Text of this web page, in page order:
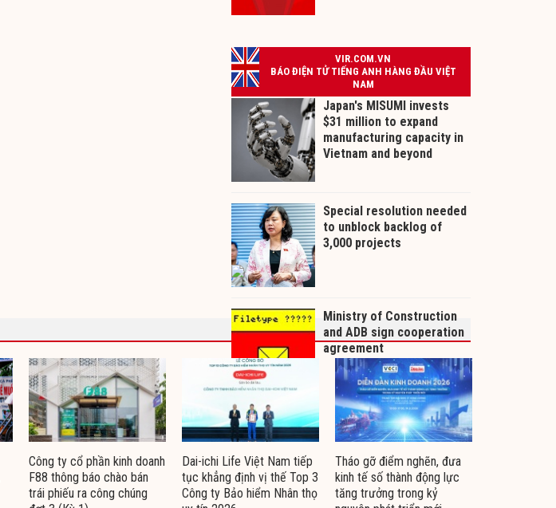
Công ty cổ phần kinh doanh
F88 thông báo chào bán
trái phiếu ra công chúng
Dai-ichi Life Việt Nam tiếp
tục khẳng định vị thế Top 3
Công ty Bảo hiểm Nhân thọ
Tháo gỡ điểm nghẽn, đưa
kinh tế số thành động lực
tăng trưởng trong kỷ